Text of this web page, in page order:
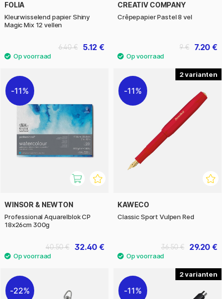
FOLIA
Kleurwisselend papier Shiny
Magic Mix 12 vellen
5.12 €
6.40 €
CREATIV COMPANY
Crêpepapier Pastel 8 vel
7.20 €
9 €
11%
WINSOR & NEWTON
Professional Aquarelblok CP
18x26cm 300g
32.40 €
40.50 €
2
11%
KAWECO
Classic Sport Vulpen Red
29.20 €
36.50 €
22%
2
11%